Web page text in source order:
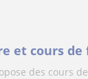
et cours de
des cours